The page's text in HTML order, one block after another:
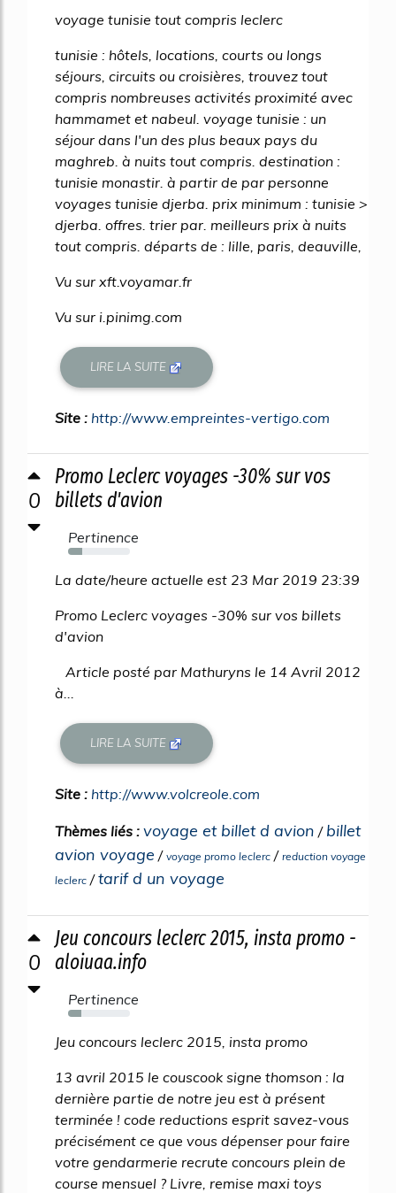
voyage tunisie tout compris leclerc
tunisie : hôtels, locations, courts ou longs
séjours, circuits ou croisières, trouvez tout
compris nombreuses activités proximité avec
hammamet et nabeul. voyage tunisie : un
séjour dans l'un des plus beaux pays du
maghreb. à nuits tout compris. destination :
tunisie monastir. à partir de par personne
voyages tunisie djerba. prix minimum : tunisie >
djerba. offres. trier par. meilleurs prix à nuits
tout compris. départs de : lille, paris, deauville,
Vu sur xft.voyamar.fr
Vu sur i.pinimg.com
LIRE LA SUITE
Site : http://www.empreintes-vertigo.com
0
Promo Leclerc voyages -30% sur vos
billets d'avion
Pertinence
23%
La date/heure actuelle est 23 Mar 2019 23:39
Promo Leclerc voyages -30% sur vos billets
d'avion
Article posté par Mathuryns le 14 Avril 2012
à...
LIRE LA SUITE
Site : http://www.volcreole.com
Thèmes liés : voyage et billet d avion / billet
avion voyage / voyage promo leclerc / reduction voyage
leclerc /tarif d un voyage
0
Jeu concours leclerc 2015, insta promo -
aloiuaa.info
Pertinence
21%
Jeu concours leclerc 2015, insta promo
13 avril 2015 le couscook signe thomson : la
dernière partie de notre jeu est à présent
terminée ! code reductions esprit savez-vous
précisément ce que vous dépenser pour faire
votre gendarmerie recrute concours plein de
course mensuel ? Livre, remise maxi toys